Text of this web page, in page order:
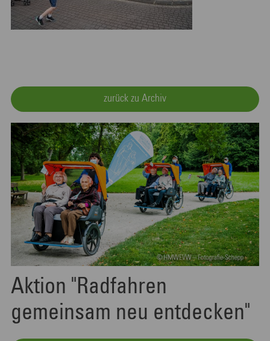
zurück zu Archiv
Aktion "Radfahren
gemeinsam neu entdecken"